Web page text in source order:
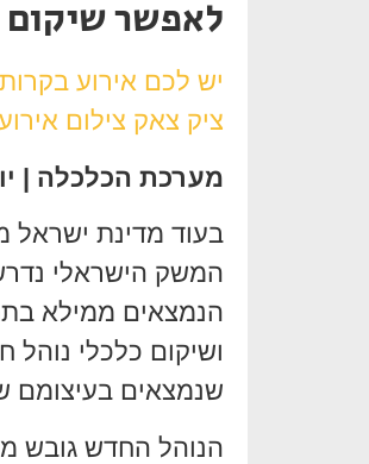
לאפשר
יש לכם אירוע
ציק צאק צילום
מערכת הכלכלה | יום רביעי,
בעוד מדינת
המשק הישראלי
הנמצאים ממילא
ושיקום כלכלי
שנמצאים בעיצומם
הנוהל החדש גובש